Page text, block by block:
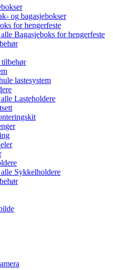
og bagasjebokser
for hengerfeste
alle Bagasjeboks for hengerfeste
lastesystem
alle Lasteholdere
alle Sykkelholdere